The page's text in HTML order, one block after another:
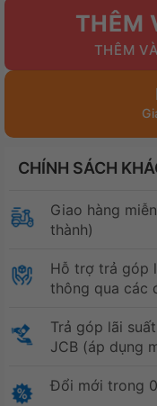
THÊM
CHÍNH SÁCH
Giao hàng
thành)
Hỗ trợ trả góp
thông qua các
Trả góp lãi
JCB (áp dụng
Đổi mới trong